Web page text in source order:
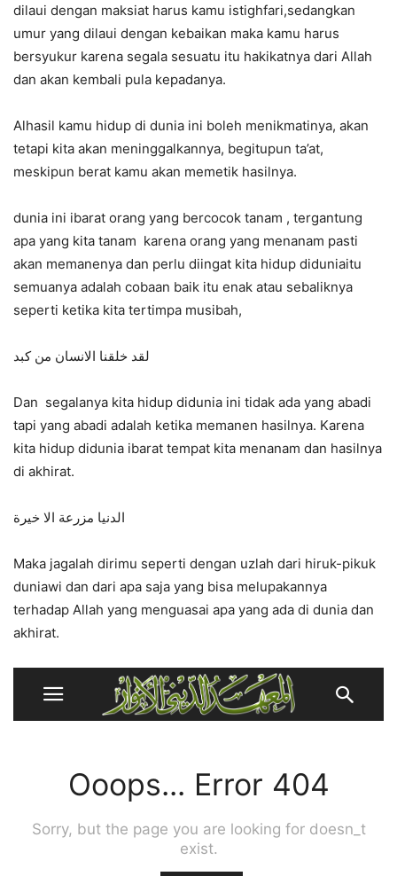
dilaui dengan maksiat harus kamu istighfari,sedangkan
umur yang dilaui dengan kebaikan maka kamu harus
bersyukur karena segala sesuatu itu hakikatnya dari Allah
dan akan kembali pula kepadanya.
Alhasil kamu hidup di dunia ini boleh menikmatinya, akan
tetapi kita akan meninggalkannya, begitupun ta’at,
meskipun berat kamu akan memetik hasilnya.
dunia ini ibarat orang yang bercocok tanam , tergantung
apa yang kita tanam karena orang yang menanam pasti
akan memanenya dan perlu diingat kita hidup diduniaitu
semuanya adalah cobaan baik itu enak atau sebaliknya
seperti ketika kita tertimpa musibah,
لقد خلقنا الانسان من كبد
Dan segalanya kita hidup didunia ini tidak ada yang abadi
tapi yang abadi adalah ketika memanen hasilnya. Karena
kita hidup didunia ibarat tempat kita menanam dan hasilnya
di akhirat.
الدنيا مزرعة الا خيرة
Maka jagalah dirimu seperti dengan uzlah dari hiruk-pikuk
duniawi dan dari apa saja yang bisa melupakannya
terhadap Allah yang menguasai apa yang ada di dunia dan
akhirat.